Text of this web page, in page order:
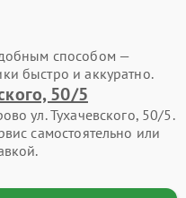
способом —
быстро и аккуратно.
50/5
ул. Тухачевского, 50/5.
самостоятельно или